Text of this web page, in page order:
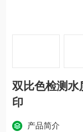
双比色检测水
印
产品简介